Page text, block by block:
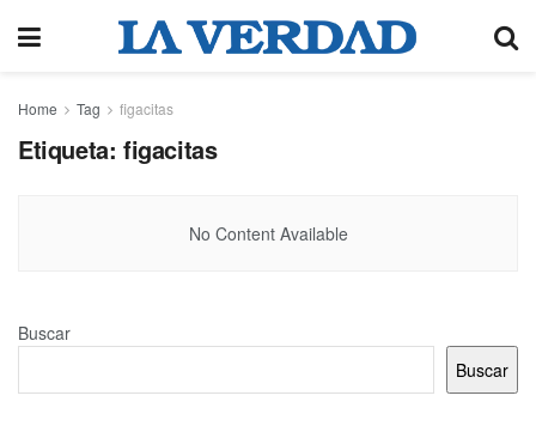
Home Tag figacitas
Etiqueta: figacitas
No Content Available
Buscar
Buscar